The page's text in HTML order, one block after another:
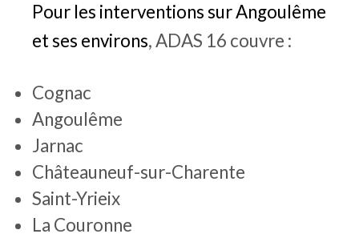
Pour les interventions sur Angoulême
et ses environs, ADAS 16 couvre :
Cognac
Angoulême
Jarnac
Châteauneuf-sur-Charente
Saint-Yrieix
La Couronne